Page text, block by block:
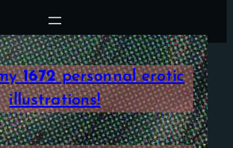
1672personnal erotic
illustrations!